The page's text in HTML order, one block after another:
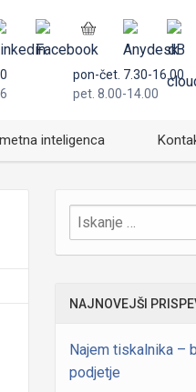
pon-čet. 7.30-16.00
pet. 8.00-14.00
inteligenca
NAJNOVEJŠI
Najem tiskalnika –
podjetje